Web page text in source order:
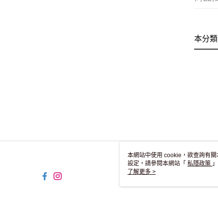
本分
本網站中使用 cookie，欲查詢有
設定，請參閱本網站「 私隱政策
用 cookie。
了解更多 >